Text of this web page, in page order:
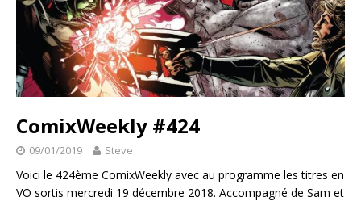
ComixWeekly #424
09/01/2019 Steve
Voici le 424ème ComixWeekly avec au programme les titres en
VO sortis mercredi 19 décembre 2018. Accompagné de Sam et